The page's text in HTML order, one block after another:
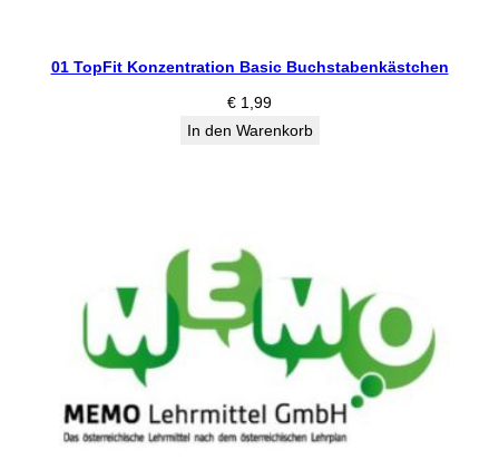
01 TopFit Konzentration Basic Buchstabenkästchen
€ 1,99
In den Warenkorb